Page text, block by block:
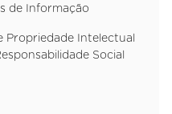
de Informação
Propriedade Intelectual
Social